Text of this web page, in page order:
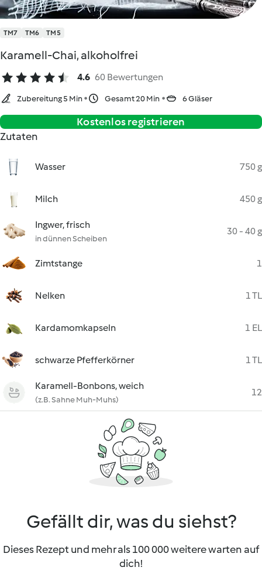
TM7 TM6 TM5
Karamell-Chai, alkoholfrei
4.6 60 Bewertungen
Zubereitung 5 Min Gesamt 20 Min 6 Gläser
Kostenlos registrieren
Zutaten
Wasser 750 g
Milch 450 g
Ingwer, frisch
in dünnen Scheiben
30 - 40 g
Zimtstange 1
Nelken 1 TL
Kardamomkapseln 1 EL
schwarze Pfefferkörner 1 TL
Karamell-Bonbons, weich
(z.B. Sahne Muh-Muhs)
12
Gefällt dir, was du siehst?
Dieses Rezept und mehr als 100 000 weitere warten auf
dich!